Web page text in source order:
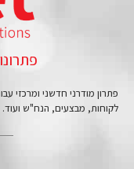
פתרון מודרני חדשני ומרכזי
לקוחות, מבצעים, הנח"ש ועוד.